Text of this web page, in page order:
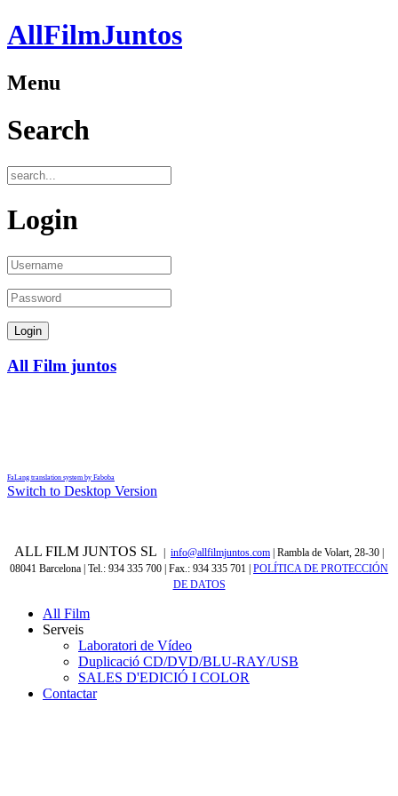
AllFilmJuntos
Menu
Search
Login
All Film juntos
FaLang translation system by Faboba
Switch to Desktop Version
ALL FILM JUNTOS SL info@allfilmjuntos.com | Rambla de Volart, 28-30 |
08041 Barcelona | Tel.: 934 335 700 | Fax.: 934 335 701 POLÍTICA DE PROTECCIÓN
DE DATOS
All Film
Serveis
Laboratori de Vídeo
Duplicació CD/DVD/BLU-RAY/USB
SALES D'EDICIÓ I COLOR
Contactar